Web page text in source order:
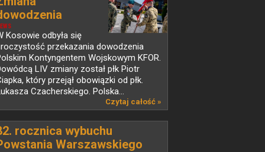
Kosowie odbyła się
przekazania dowodzenia
Kontyngentem Wojskowym KFOR.
LIV zmiany został płk Piotr
który przejął obowiązki od płk.
Czacherskiego. Polska...
Czytaj całość »
rocznica wybuchu
Warszawskiego